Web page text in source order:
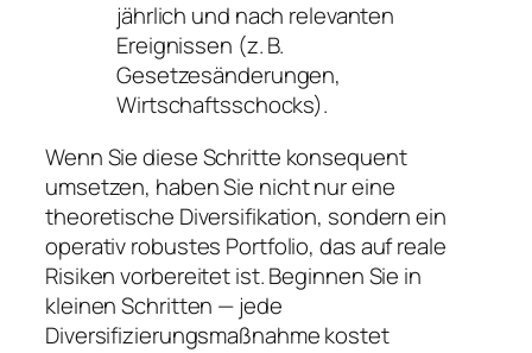
jährlich und nach relevanten
Ereignissen (z. B.
Gesetzesänderungen,
Wirtschaftsschocks).
Wenn Sie diese Schritte konsequent
umsetzen, haben Sie nicht nur eine
theoretische Diversifikation, sondern ein
operativ robustes Portfolio, das auf reale
Risiken vorbereitet ist. Beginnen Sie in
kleinen Schritten — jede
Diversifizierungsmaßnahme kostet